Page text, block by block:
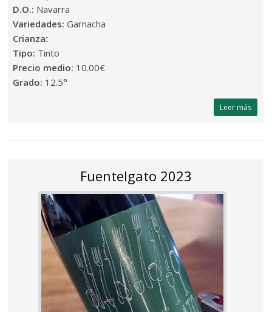
D.O.: Navarra
Variedades:Garnacha
Crianza:
Tipo: Tinto
Precio medio: 10.00€
Grado: 12.5°
Leer más
Fuentelgato 2023